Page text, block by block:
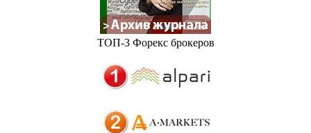
ТОП-3 Форекс брокеров